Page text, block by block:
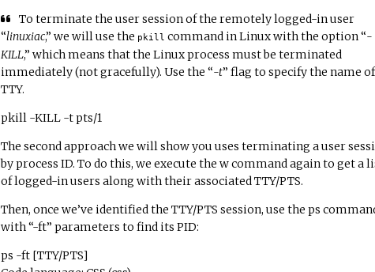
To terminate the user session of the remotely logged-in user
“linuxiac,” we will use the pkill command in Linux with the option “-
KILL,” which means that the Linux process must be terminated
immediately (not gracefully). Use the “-t” flag to specify the name
TTY.
pkill -KILL -t pts/1
The second approach we will show you uses terminating a user
by process ID. To do this, we execute the w command again to get a
of logged-in users along with their associated TTY/PTS.
Then, once we’ve identified the TTY/PTS session, use the ps
with “-ft” parameters to find its PID:
ps -ft [TTY/PTS]